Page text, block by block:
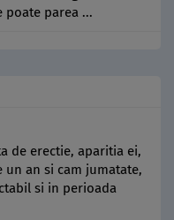
poate parea ...
de erectie, aparitia ei,
un an si cam jumatate,
si in perioada